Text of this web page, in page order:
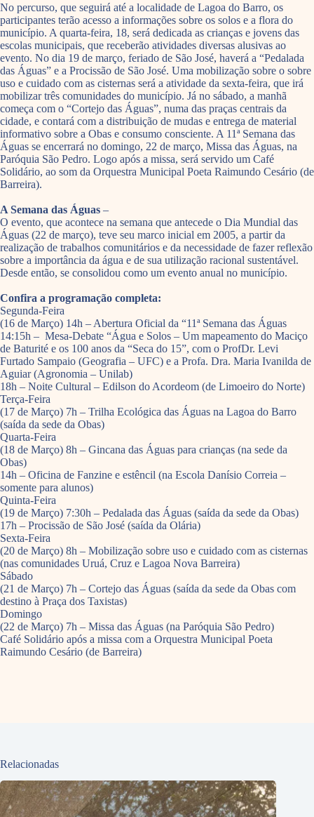
No percurso, que seguirá até a localidade de Lagoa do Barro, os
participantes terão acesso a informações sobre os solos e a flora do
município. A quarta-feira, 18, será dedicada as crianças e jovens das
escolas municipais, que receberão atividades diversas alusivas ao
evento. No dia 19 de março, feriado de São José, haverá a “Pedalada
das Águas” e a Procissão de São José. Uma mobilização sobre o sobre
uso e cuidado com as cisternas será a atividade da sexta-feira, que irá
mobilizar três comunidades do município. Já no sábado, a manhã
começa com o “Cortejo das Águas”, numa das praças centrais da
cidade, e contará com a distribuição de mudas e entrega de material
informativo sobre a Obas e consumo consciente. A 11ª Semana das
Águas se encerrará no domingo, 22 de março, Missa das Águas, na
Paróquia São Pedro. Logo após a missa, será servido um Café
Solidário, ao som da Orquestra Municipal Poeta Raimundo Cesário (de
Barreira).
A Semana das Águas –
O evento, que acontece na semana que antecede o Dia Mundial das
Águas (22 de março), teve seu marco inicial em 2005, a partir da
realização de trabalhos comunitários e da necessidade de fazer reflexão
sobre a importância da água e de sua utilização racional sustentável.
Desde então, se consolidou como um evento anual no município.
Confira a programação completa:
Segunda-Feira
(16 de Março) 14h – Abertura Oficial da “11ª Semana das Águas
14:15h – Mesa-Debate “Água e Solos – Um mapeamento do Maciço
de Baturité e os 100 anos da “Seca do 15”, com o ProfDr. Levi
Furtado Sampaio (Geografia – UFC) e a Profa. Dra. Maria Ivanilda de
Aguiar (Agronomia – Unilab)
18h – Noite Cultural – Edilson do Acordeom (de Limoeiro do Norte)
Terça-Feira
(17 de Março) 7h – Trilha Ecológica das Águas na Lagoa do Barro
(saída da sede da Obas)
Quarta-Feira
(18 de Março) 8h – Gincana das Águas para crianças (na sede da
Obas)
14h – Oficina de Fanzine e estêncil (na Escola Danísio Correia –
somente para alunos)
Quinta-Feira
(19 de Março) 7:30h – Pedalada das Águas (saída da sede da Obas)
17h – Procissão de São José (saída da Olária)
Sexta-Feira
(20 de Março) 8h – Mobilização sobre uso e cuidado com as cisternas
(nas comunidades Uruá, Cruz e Lagoa Nova Barreira)
Sábado
(21 de Março) 7h – Cortejo das Águas (saída da sede da Obas com
destino à Praça dos Taxistas)
Domingo
(22 de Março) 7h – Missa das Águas (na Paróquia São Pedro)
Café Solidário após a missa com a Orquestra Municipal Poeta
Raimundo Cesário (de Barreira)
Relacionadas